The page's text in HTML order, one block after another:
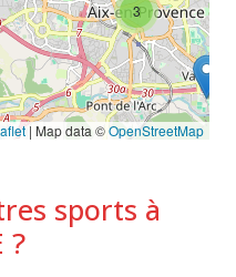
3
| Map data ©OpenStreetMap
sports à
?